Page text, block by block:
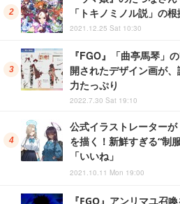
「トキノミノル説」の
2021.12.25 Sat 10:30
『FGO』「曲亭馬琴」
開されたデザイン画が
力たっぷり
2022.7.30 Sat 19:10
公式イラストレーター
を描く！新鮮すぎる“制
「いいね」
2021.10.11 Mon 19:00
『FGO』アンリマユ召